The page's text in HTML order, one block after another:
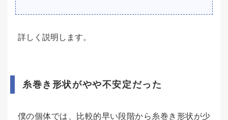
詳しく説明します。
糸巻き形状がやや不安定だった
僕の個体では、比較的早い段階から糸巻き形状が少